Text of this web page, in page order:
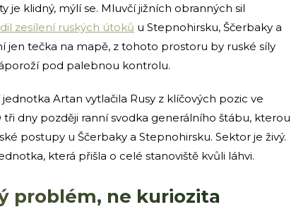
je klidný, mýlí se. Mluvčí jižních obranných sil
zesílení ruských útoků u Stepnohirsku, Ščerbaky a
jen tečka na mapě, z tohoto prostoru by ruské síly
pod palebnou kontrolu.
Artan vytlačila Rusy z klíčových pozic ve
dny později ranní svodka generálního štábu, kterou
postupy u Ščerbaky a Stepnohirsku. Sektor je živý.
která přišla o celé stanoviště kvůli láhvi.
problém, ne kuriozita